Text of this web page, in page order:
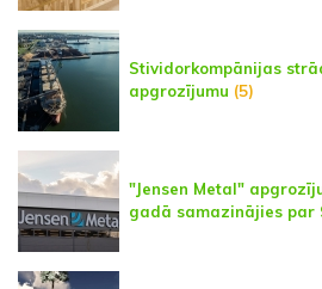
Stividorkompānijas
apgrozījumu (5)
"Jensen Metal"
gadā samazinājies par